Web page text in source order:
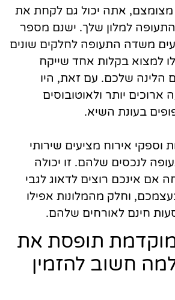
אתה יכול גם לקחת את
למלון שלך. ישנם מספר
משדה התעופה לחלקים שונים
למצוא בקלות אחד שייקח
הלינה שלכם. עם זאת, היו
ארוכים יותר ולאוטובוסים
בעונת השיא.
וספקי אירוח מציעים שירותי
לנכסים שלהם. זו יכולה
אם אינכם רוצים לדאוג לגבי
וחלק מהמלונות אפילו
חינם לאורחים שלהם.
תופסת את
חשוב להזמין